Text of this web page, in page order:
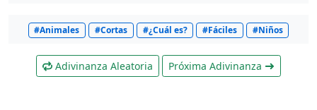
#Animales #Cortas #¿Cuál es? #Fáciles #Niños
Adivinanza Aleatoria Próxima Adivinanza